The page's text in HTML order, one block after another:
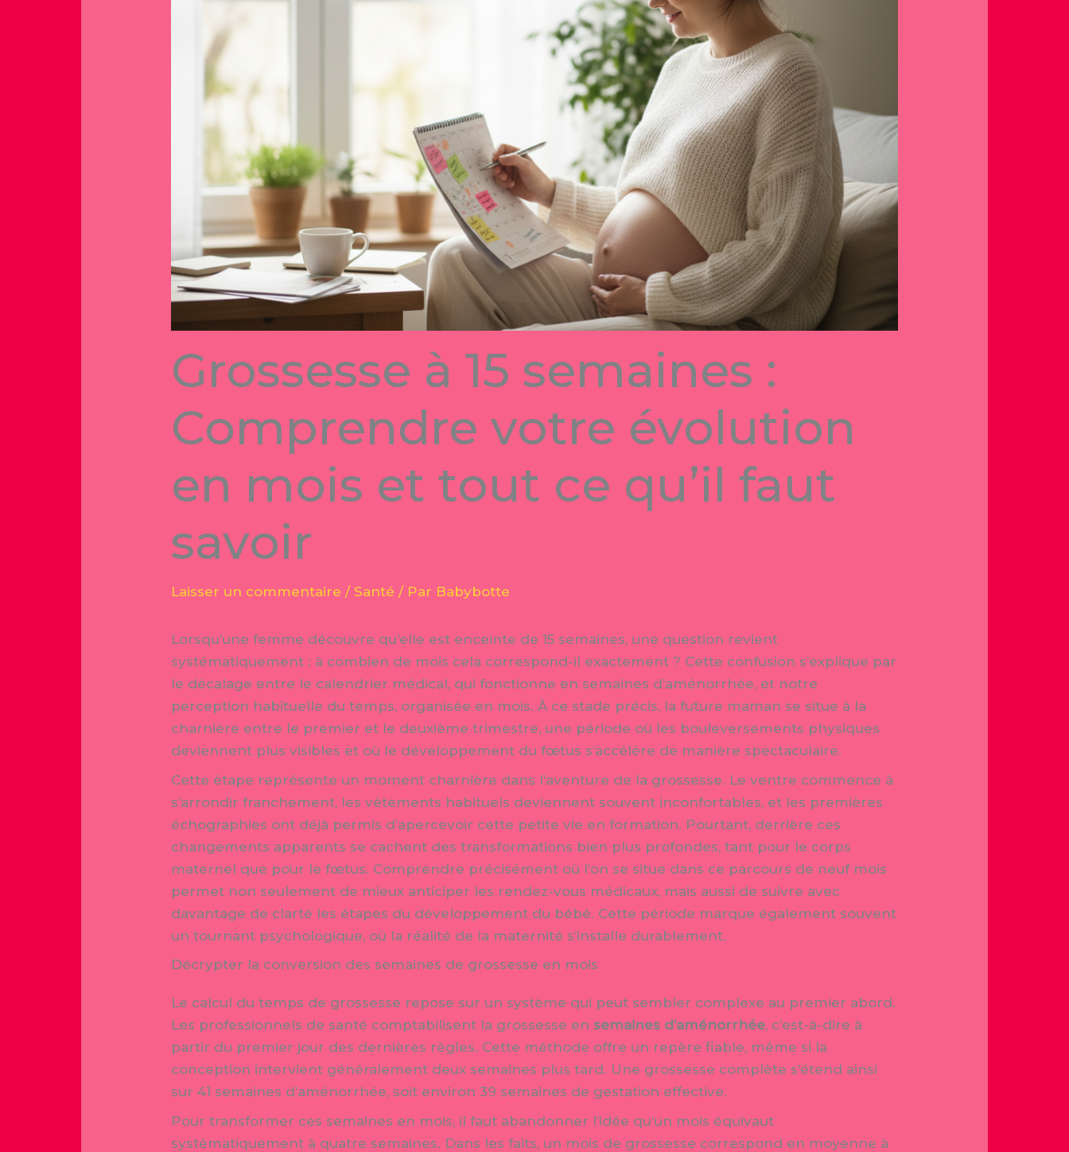
Grossesse à 15 semaines :
Comprendre votre évolution
en mois et tout ce qu’il faut
savoir
Laisser un commentaire / Santé / Par Babybotte
Lorsqu’une femme découvre qu’elle est enceinte de 15 semaines, une question revient
systématiquement : à combien de mois cela correspond-il exactement ? Cette confusion s’explique par
le décalage entre le calendrier médical, qui fonctionne en semaines d’aménorrhée, et notre
perception habituelle du temps, organisée en mois. À ce stade précis, la future maman se situe à la
charnière entre le premier et le deuxième trimestre, une période où les bouleversements physiques
deviennent plus visibles et où le développement du fœtus s’accélère de manière spectaculaire.
Cette étape représente un moment charnière dans l’aventure de la grossesse. Le ventre commence à
s’arrondir franchement, les vêtements habituels deviennent souvent inconfortables, et les premières
échographies ont déjà permis d’apercevoir cette petite vie en formation. Pourtant, derrière ces
changements apparents se cachent des transformations bien plus profondes, tant pour le corps
maternel que pour le fœtus. Comprendre précisément où l’on se situe dans ce parcours de neuf mois
permet non seulement de mieux anticiper les rendez-vous médicaux, mais aussi de suivre avec
davantage de clarté les étapes du développement du bébé. Cette période marque également souvent
un tournant psychologique, où la réalité de la maternité s’installe durablement.
Décrypter la conversion des semaines de grossesse en mois
Le calcul du temps de grossesse repose sur un système qui peut sembler complexe au premier abord.
Les professionnels de santé comptabilisent la grossesse en semaines d’aménorrhée, c’est-à-dire à
partir du premier jour des dernières règles. Cette méthode offre un repère fiable, même si la
conception intervient généralement deux semaines plus tard. Une grossesse complète s’étend ainsi
sur 41 semaines d’aménorrhée, soit environ 39 semaines de gestation effective.
Pour transformer ces semaines en mois, il faut abandonner l’idée qu’un mois équivaut
systématiquement à quatre semaines. Dans les faits, un mois de grossesse correspond en moyenne à